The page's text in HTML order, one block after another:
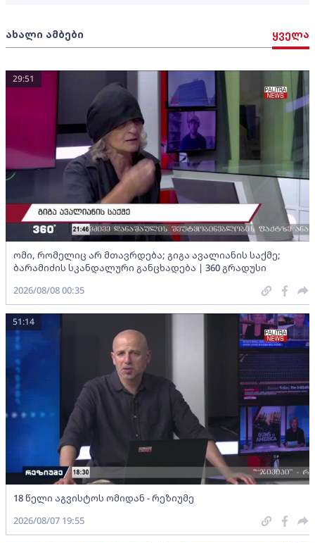
ახალი ამბები ყველა
ომი, რომელიც არ მთავრდება; გიგა ავალიანის საქმე;
ბარამიძის სკანდალური განცხადება | 360 გრადუსი
29:51
2026/08/08 00:35
18 წელი აგვისტოს ომიდან - რეზიუმე
51:14
2026/08/07 19:55